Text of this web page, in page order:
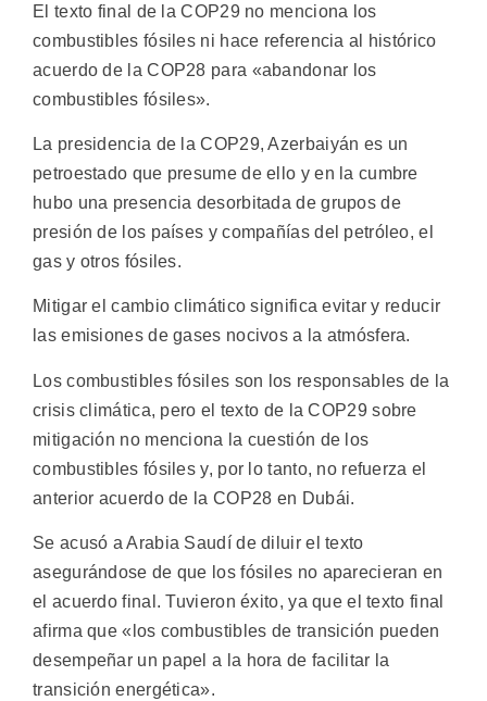
El texto final de la COP29 no menciona los
combustibles fósiles ni hace referencia al histórico
acuerdo de la COP28 para «abandonar los
combustibles fósiles».
La presidencia de la COP29, Azerbaiyán es un
petroestado que presume de ello y en la cumbre
hubo una presencia desorbitada de grupos de
presión de los países y compañías del petróleo, el
gas y otros fósiles.
Mitigar el cambio climático significa evitar y reducir
las emisiones de gases nocivos a la atmósfera.
Los combustibles fósiles son los responsables de la
crisis climática, pero el texto de la COP29 sobre
mitigación no menciona la cuestión de los
combustibles fósiles y, por lo tanto, no refuerza el
anterior acuerdo de la COP28 en Dubái.
Se acusó a Arabia Saudí de diluir el texto
asegurándose de que los fósiles no aparecieran en
el acuerdo final. Tuvieron éxito, ya que el texto final
afirma que «los combustibles de transición pueden
desempeñar un papel a la hora de facilitar la
transición energética».